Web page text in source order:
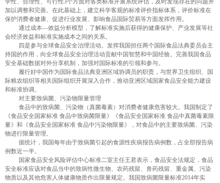
学性、合理性、可行性3个方面对各类标准开展系统评估，及时发现存在的问题并
加以调整和完善。在此基础上，建立科学客观的标准评价指标体系，评价标准在
保护消费者健康、促进行业发展、影响食品国际贸易等方面发挥作用。
通过成本—效益分析模型，了解标准实施后获得的健康保护、产业发展等社
会经济效益和标准实施成本之间的关系。
四是参与全球食品安全治理活动。发挥我国担任两个国际食品法典委员会主
持国的作用，向全球食品安全治理活动贡献中国智慧和中国经验。完善我国食品
安全基础数据对外分享机制，加强对国际标准的引领和参与。
履行好中国作为国际食品法典亚洲区域协调员的职责，与世界卫生组织、国
际粮农组织等相关国际组织开展深入合作，推动亚洲区域国家食品安全能力建设
和标准协调。
对主要致病菌、污染物限量管理
食品中的致病菌、污染物（真菌毒素）对消费者健康危害较大。我国制定了
《食品安全国家标准 食品中致病菌限量》《食品安全国家标准 食品中真菌毒素限
量》和《食品安全国家标准 食品中污染物限量》，对食品中的主要致病菌、污染
物进行限量管理。
据统计，我国每年由于致病菌引起的食源性疾病报告病例数，占全部报告病
例数近一半。
国家食品安全风险评估中心标准二室主任王君表示，食品安全法规定，食品
安全标准应该对食品当中的致病性微生物、农药残留、兽药残留、重金属、污染
物质以及其他危害人体健康物质作出限量规定。我国致病菌限量标准2014年实